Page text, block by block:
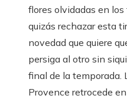
flores olvidadas en los
quizás rechazar esta
novedad que quiere
persiga al otro sin
final de la temporada.
Provence retrocede